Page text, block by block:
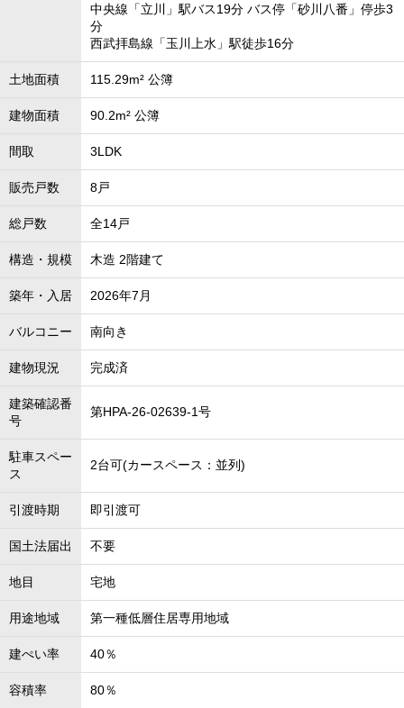
中央線「立川」駅バス19分 バス停「砂川八番」停歩3
分
西武拝島線「玉川上水」駅徒歩16分
土地面積 115.29m² 公簿
建物面積 90.2m² 公簿
間取 3LDK
販売戸数 8戸
総戸数 全14戸
構造・規模 木造 2階建て
築年・入居 2026年7月
バルコニー 南向き
建物現況 完成済
建築確認番
号
第HPA-26-02639-1号
駐車スペー
ス
2台可(カースペース：並列)
引渡時期 即引渡可
国土法届出 不要
地目 宅地
用途地域 第一種低層住居専用地域
建ぺい率 40％
容積率 80％